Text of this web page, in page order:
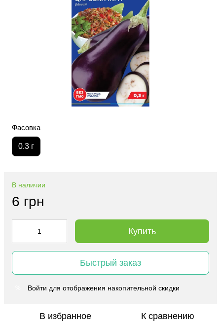
Фасовка
0.3 г
В наличии
6 грн
Купить
Быстрый заказ
Войти для отображения накопительной скидки
В избранное К сравнению